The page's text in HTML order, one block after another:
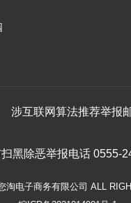
涉互联网算法推荐举报
黑除恶举报电话 0555-
淘电子商务有限公司 ALL